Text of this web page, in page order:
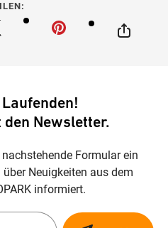
Newsletter.
Formular ein
Neuigkeiten aus dem
informiert.